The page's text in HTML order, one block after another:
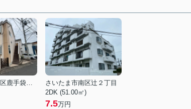
さいたま市南区鹿手袋４丁目
さいたま市南区辻２丁目
2DK (51.00㎡)
7.5万円